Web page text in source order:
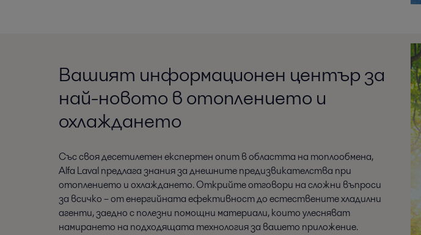
Вашият информационен център за
най-новото в отоплението и
охлаждането
Със своя десетилетен експертен опит в областта на топлообмена,
Alfa Laval предлага знания за днешните предизвикателства при
отоплението и охлаждането. Открийте отговори на сложни въпроси
за всичко – от енергийната ефективност до естествените хладилни
агенти, заедно с полезни помощни материали, които улесняват
намирането на подходящата технология за вашето приложение.